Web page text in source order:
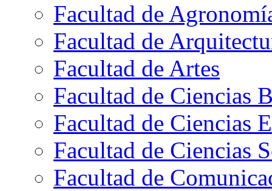
Facultad de
Facultad de
Facultad de Artes
Facultad de Ciencias
Facultad de Ciencias
Facultad de Ciencias
Facultad de